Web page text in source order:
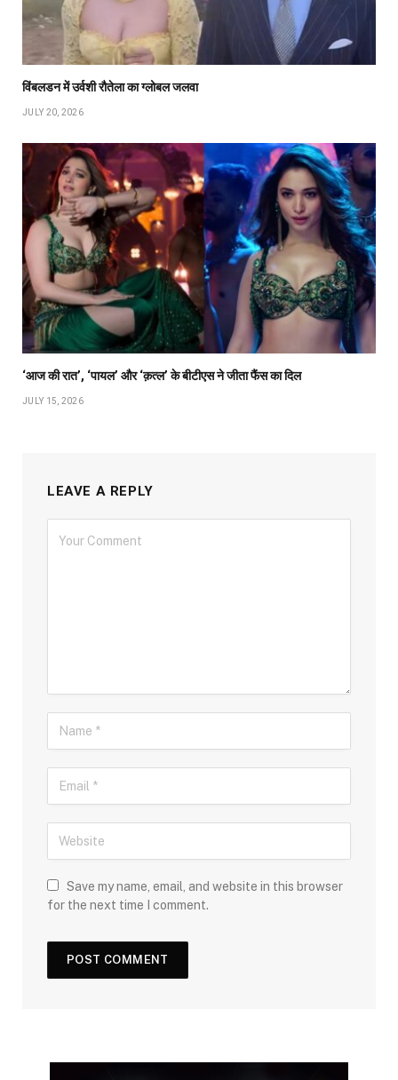
विंबलडन में उर्वशी रौतेला का ग्लोबल जलवा
JULY 20, 2026
‘आज की रात’, ‘पायल’ और ‘क़त्ल’ के बीटीएस ने जीता फैंस का दिल
JULY 15, 2026
LEAVE A REPLY
Save my name, email, and website in this browser
for the next time I comment.